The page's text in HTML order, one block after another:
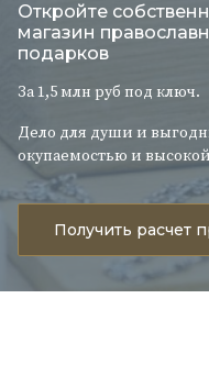
Откройте
магазин
подарков
За 1,5 млн руб под ключ.
Дело для души и
окупаемостью и
Получить расчет